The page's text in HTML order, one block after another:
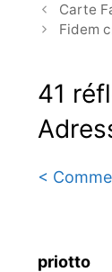
Carte
Fidem
41
<
priotto